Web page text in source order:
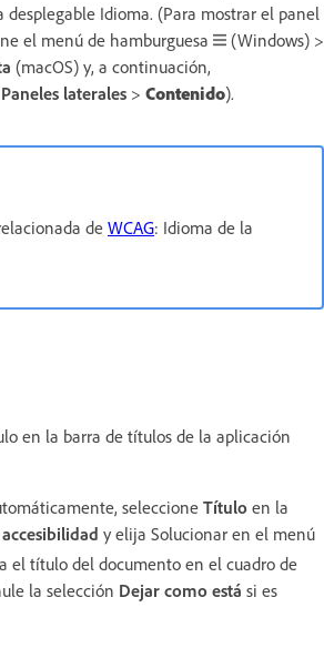
Idioma. (Para mostrar el panel
el menú de hamburguesa
(Windows) >
(macOS) y, a continuación,
Paneles laterales > Contenido).
de WCAG: Idioma de la
en la barra de títulos de la aplicación
seleccione Título en la
y elija Solucionar en el menú
el título del documento en el cuadro de
la selección Dejar como está si es